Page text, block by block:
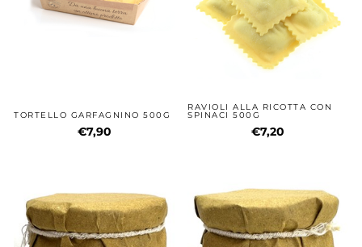
TORTELLO GARFAGNINO 500G
€7,90
RAVIOLI ALLA RICOTTA CON
SPINACI 500G
€7,20